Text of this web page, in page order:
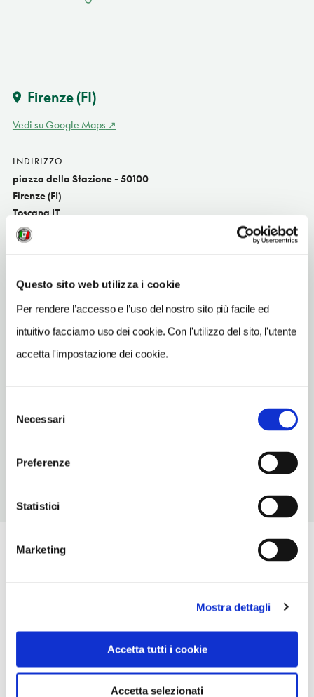
Questo sito web utilizza i cookie
Per rendere l’accesso e l’uso del nostro sito più facile ed
intuitivo facciamo uso dei cookie. Con l'utilizzo del sito, l'utente
accetta l'impostazione dei cookie.
delNecessari
Preferenze
Statistici
Marketing
Mostra dettagli
Accetta tutti i cookie
Accetta selezionati
Firenze(FI)
Vedi su Google Maps
INDIRIZZO
piazza della Stazione - 50100
Firenze (FI)
Toscana IT
SITO WEB
INDIRIZZO EMAIL
info@fratellicuore.it
TELEFONO
0552670264
NUMERO COPERTI